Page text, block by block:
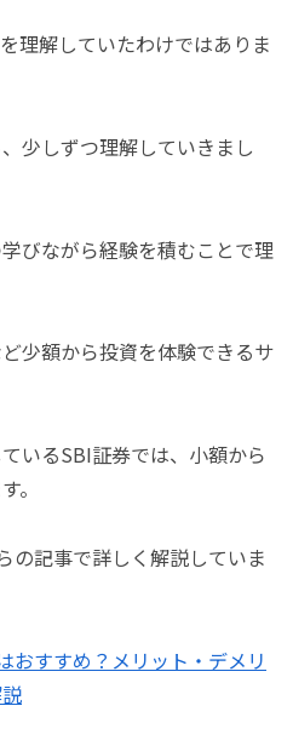
理解していたわけではありま
少しずつ理解していきまし
びながら経験を積むことで理
少額から投資を体験できるサ
いるSBI証券では、小額から
。
の記事で詳しく解説していま
おすすめ？メリット・デメリ